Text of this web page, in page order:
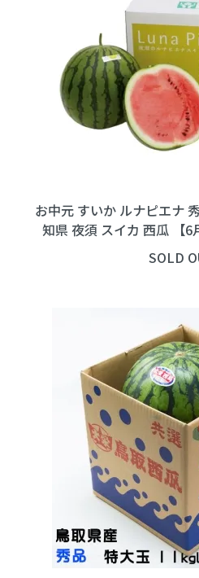
お中元 すいか ルナピエナ
知県 夜須 スイカ 西瓜 【6
SOLD